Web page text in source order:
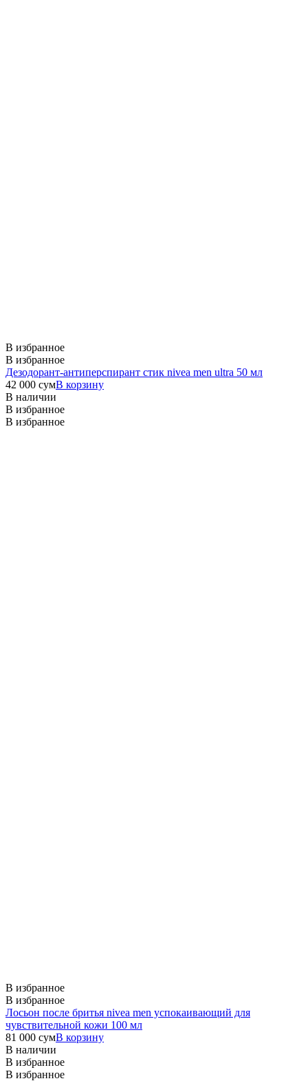
В избранное
В избранное
Дезодорант-антиперспирант стик nivea men ultra 50 мл
42 000 сумВ корзину
В наличии
В избранное
В избранное
В избранное
В избранное
Лосьон после бритья nivea men успокаивающий для
чувствительной кожи 100 мл
81 000 сумВ корзину
В наличии
В избранное
В избранное